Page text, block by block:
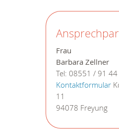
Frau
Barbara Zellner
Tel: 08551 / 91 44
Kontaktformular
11
94078 Freyung